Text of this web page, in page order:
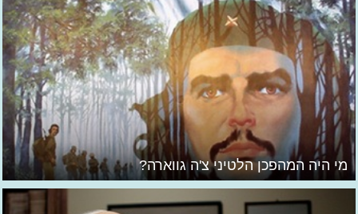
מי היה המהפכן הלטיני צ'ה גווארה?